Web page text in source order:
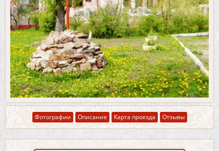
Фотографии Описание Карта проезда Отзывы